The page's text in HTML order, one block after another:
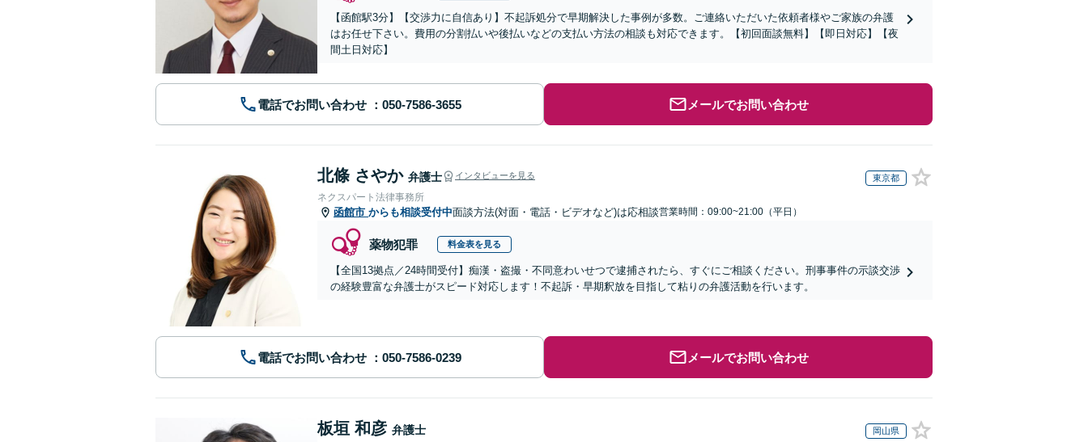
【函館駅3分】【交渉力に自信あり】不起訴処分で早期解決した事例が多数。ご連絡いただいた依頼者様やご家族の弁護
はお任せ下さい。費用の分割払いや後払いなどの支払い方法の相談も対応できます。【初回面談無料】【即日対応】【夜
間土日対応】
電話でお問い合わせ メールでお問い合わせ
北條 さやか 弁護士 インタビューを見る 東京都
ネクスパート法律事務所
函館市 からも相談受付中面談方法(対面・電話・ビデオなど)は応相談営業時間：09:00~21:00（平日）
薬物犯罪 料金表を見る
【全国13拠点／24時間受付】痴漢・盗撮・不同意わいせつで逮捕されたら、すぐにご相談ください。刑事事件の示談交渉
の経験豊富な弁護士がスピード対応します！不起訴・早期釈放を目指して粘りの弁護活動を行います。
電話でお問い合わせ メールでお問い合わせ
板垣 和彦 弁護士 岡山県